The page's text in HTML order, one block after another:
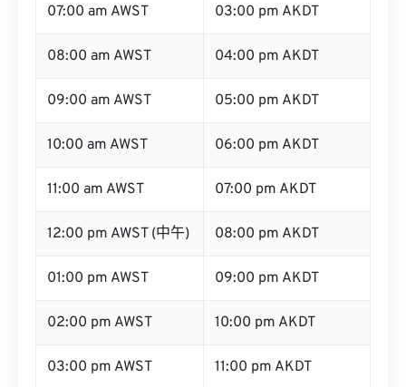
07:00 am AWST 03:00 pm AKDT
08:00 am AWST 04:00 pm AKDT
09:00 am AWST 05:00 pm AKDT
10:00 am AWST 06:00 pm AKDT
11:00 am AWST 07:00 pm AKDT
12:00 pm AWST (中午) 08:00 pm AKDT
01:00 pm AWST 09:00 pm AKDT
02:00 pm AWST 10:00 pm AKDT
03:00 pm AWST 11:00 pm AKDT